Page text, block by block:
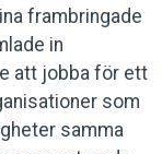
frambringade
in
att jobba för ett
som
samma